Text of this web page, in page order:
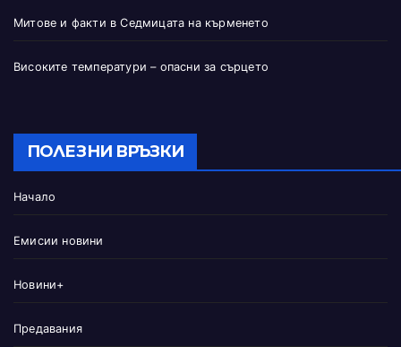
Митове и факти в Седмицата на кърменето
Високите температури – опасни за сърцето
ПОЛЕЗНИ ВРЪЗКИ
Начало
Емисии новини
Новини+
Предавания